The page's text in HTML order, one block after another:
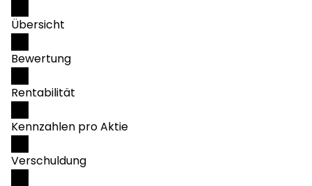
Übersicht
Bewertung
Rentabilität
Kennzahlen pro Aktie
Verschuldung